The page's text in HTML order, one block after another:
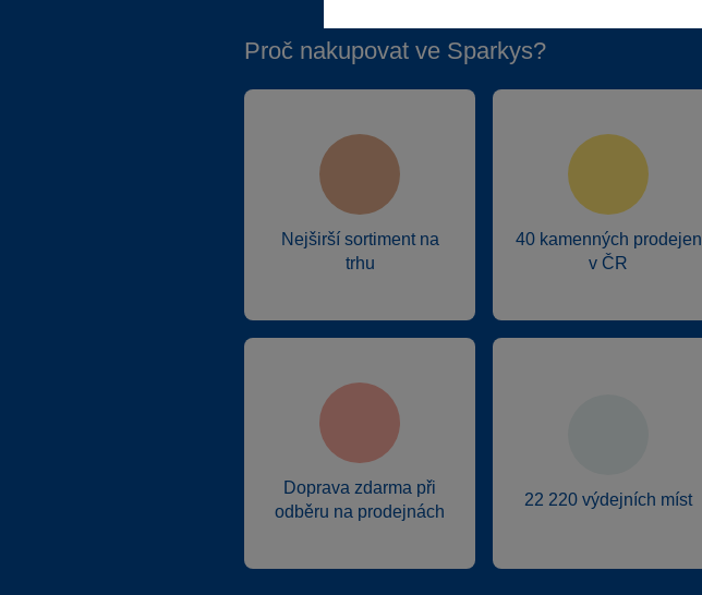
Proč nakupovat ve Sparkys?
Nejširší sortiment na
trhu
40 kamenných prodejen
v ČR
Doprava zdarma při
odběru na prodejnách
22 220 výdejních míst